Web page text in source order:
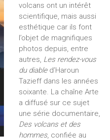
volcans ont un intérêt
scientifique, mais aussi
esthétique car ils font
l’objet de magnifiques
photos depuis, entre
autres, Les rendez-vous
du diabled’Haroun
Tazieff dans les années
soixante. La chaîne Arte
a diffusé sur ce sujet
une série documentaire,
Des volcans et des
hommes, confiée au